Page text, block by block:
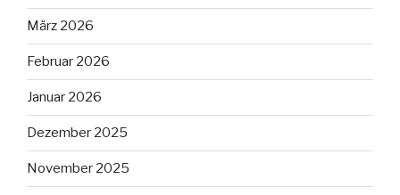
März 2026
Februar 2026
Januar 2026
Dezember 2025
November 2025